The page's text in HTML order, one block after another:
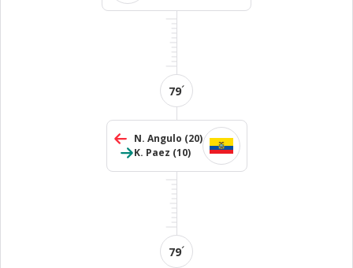
79´
N. Angulo (20)
K. Paez (10)
79´